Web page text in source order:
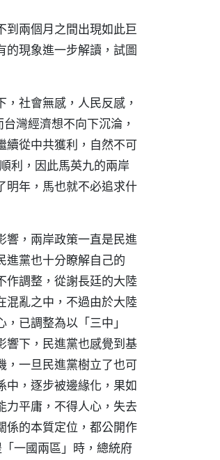
到兩個月之間出現如此巨
的現象進一步解讀，試圖
社會無感，人民反感，
灣經濟想不向下沉淪，
續從中共獲利，自然不可
利，因此馬英九的兩岸
明年，馬也就不必追求什
響，兩岸政策一直是民進
進黨也十分瞭解自己的
作調整，從謝長廷的大陸
混亂之中，不過由於大陸
已調整為以「三中」
響下，民進黨也感覺到基
，一旦民進黨樹立了也可
中，逐步被邊緣化，果如
力平庸，不得人心，失去
係的本質定位，都公開作
一國兩區」時，總統府